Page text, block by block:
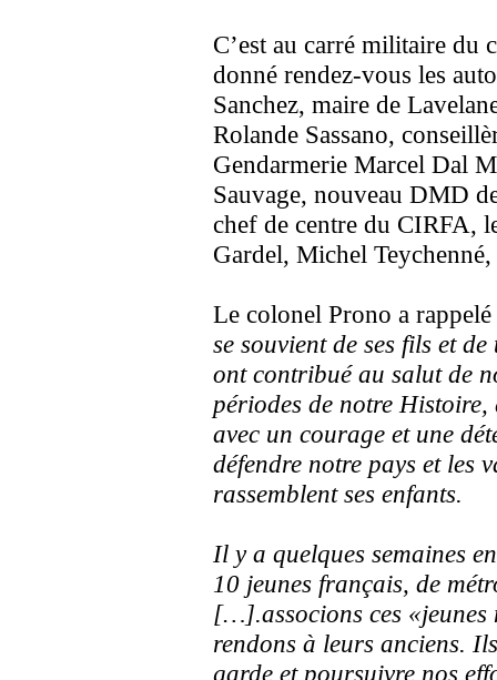
C’est au carré militaire du
donné rendez-vous les
Sanchez, maire de
Rolande Sassano,
Gendarmerie Marcel Dal
Sauvage, nouveau DMD
chef de centre du CIRFA,
Gardel, Michel
Le colonel Prono a
se souvient de ses fils et
ont contribué au salut de
périodes de notre
avec un courage et une
défendre notre pays et les
rassemblent ses enfants.
Il y a quelques semaines
10 jeunes français, de
[…].associons ces «jeunes
rendons à leurs anciens.
garde et poursuivre nos